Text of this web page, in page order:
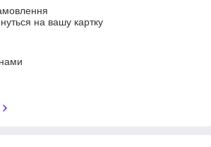
на вашу картку